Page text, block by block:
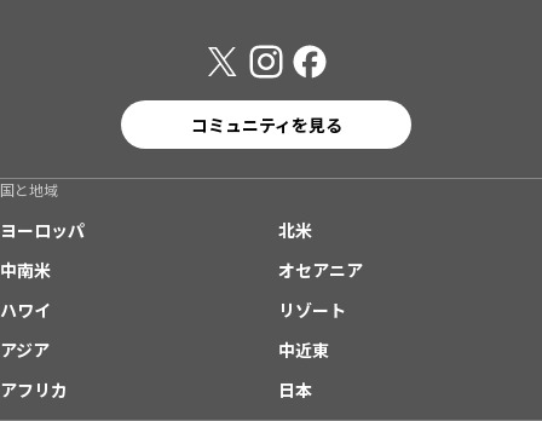
コミュニティを見る
国と地域
ヨーロッパ
北米
中南米
オセアニア
ハワイ
リゾート
アジア
中近東
アフリカ
日本